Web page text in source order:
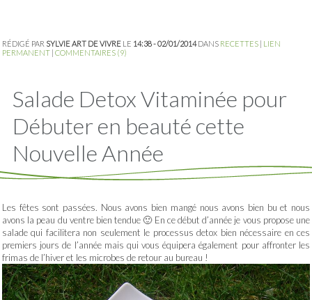
RÉDIGÉ PAR SYLVIE ART DE VIVRE LE 14:38 - 02/01/2014DANS RECETTES
LIEN
PERMANENT COMMENTAIRES (9)
Salade Detox Vitaminée pour
Débuter en beauté cette
Nouvelle Année
Les fêtes sont passées. Nous avons bien mangé nous avons bien bu et nous
avons la peau du ventre bien tendue 🙂 En ce début d’année je vous propose une
salade qui facilitera non seulement le processus detox bien nécessaire en ces
premiers jours de l’année mais qui vous équipera également pour affronter les
frimas de l’hiver et les microbes de retour au bureau !